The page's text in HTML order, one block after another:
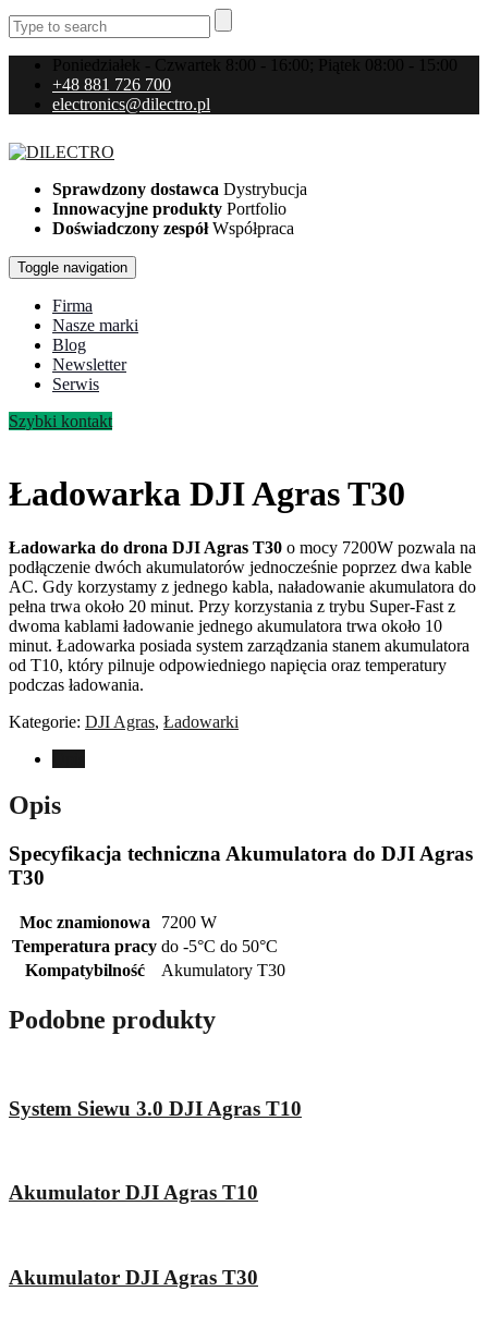
Poniedziałek - Czwartek 8:00 - 16:00; Piątek 08:00 - 15:00
+48 881 726 700
electronics@dilectro.pl
Sprawdzony dostawca Dystrybucja
Innowacyjne produkty Portfolio
Doświadczony zespół Współpraca
Toggle navigation
Firma
Nasze marki
Blog
Newsletter
Serwis
Szybki kontakt
Ładowarka DJI Agras T30
Ładowarka do drona DJI Agras T30 o mocy 7200W pozwala na
podłączenie dwóch akumulatorów jednocześnie poprzez dwa kable
AC. Gdy korzystamy z jednego kabla, naładowanie akumulatora do
pełna trwa około 20 minut. Przy korzystania z trybu Super-Fast z
dwoma kablami ładowanie jednego akumulatora trwa około 10
minut. Ładowarka posiada system zarządzania stanem akumulatora
od T10, który pilnuje odpowiedniego napięcia oraz temperatury
podczas ładowania.
Kategorie: DJI Agras, Ładowarki
Opis
Specyfikacja techniczna Akumulatora do DJI Agras
T30
Moc znamionowa
7200 W
Temperatura pracy do -5°C do 50°C
Kompatybilność
Akumulatory T30
Podobne produkty
System Siewu 3.0 DJI Agras T10
Akumulator DJI Agras T10
Akumulator DJI Agras T30